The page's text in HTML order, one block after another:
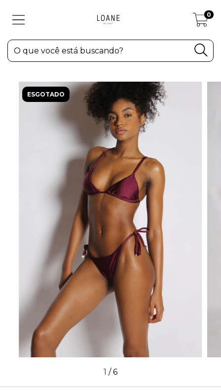
0
ESGOTADO
1 /6